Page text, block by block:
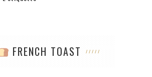
FRENCH TOAST